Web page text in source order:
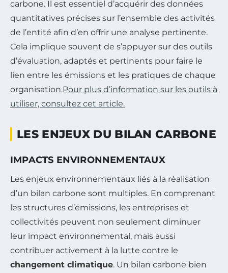
carbone. Il est essentiel d’acquérir des données
quantitatives précises sur l’ensemble des activités
de l’entité afin d’en offrir une analyse pertinente.
Cela implique souvent de s’appuyer sur des outils
d’évaluation, adaptés et pertinents pour faire le
lien entre les émissions et les pratiques de chaque
organisation.Pour plus d’information sur les outils à
utiliser, consultez cet article.
LES ENJEUX DU BILAN CARBONE
IMPACTS ENVIRONNEMENTAUX
Les enjeux environnementaux liés à la réalisation
d’un bilan carbone sont multiples. En comprenant
les structures d’émissions, les entreprises et
collectivités peuvent non seulement diminuer
leur impact environnemental, mais aussi
contribuer activement à la lutte contre le
changement climatique. Un bilan carbone bien